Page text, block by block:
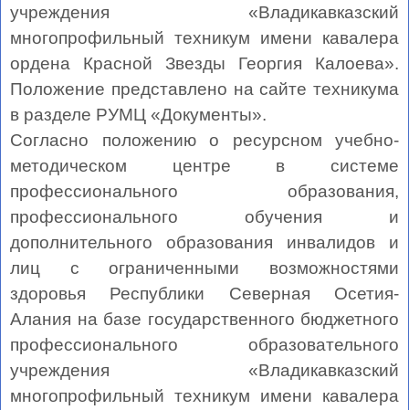
учреждения «Владикавказский
многопрофильный техникум имени кавалера
ордена Красной Звезды Георгия Калоева».
Положение представлено на сайте техникума
в разделе РУМЦ «Документы».
Согласно положению о ресурсном учебно-
методическом центре в системе
профессионального образования,
профессионального обучения и
дополнительного образования инвалидов и
лиц с ограниченными возможностями
здоровья Республики Северная Осетия-
Алания на базе государственного бюджетного
профессионального образовательного
учреждения «Владикавказский
многопрофильный техникум имени кавалера